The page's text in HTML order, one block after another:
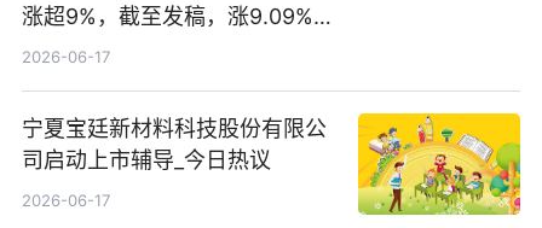
涨超9%，截至发稿，涨9.09%，
报0.012港元，成交额37.26万港
2026-06-17
宁夏宝廷新材料科技股份有限公
司启动上市辅导_今日热议
2026-06-17